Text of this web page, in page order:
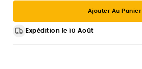
Ajouter Au Panier
Expédition le 10 Août